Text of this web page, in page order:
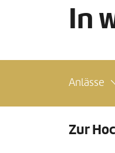
In
Anlässe
Zur